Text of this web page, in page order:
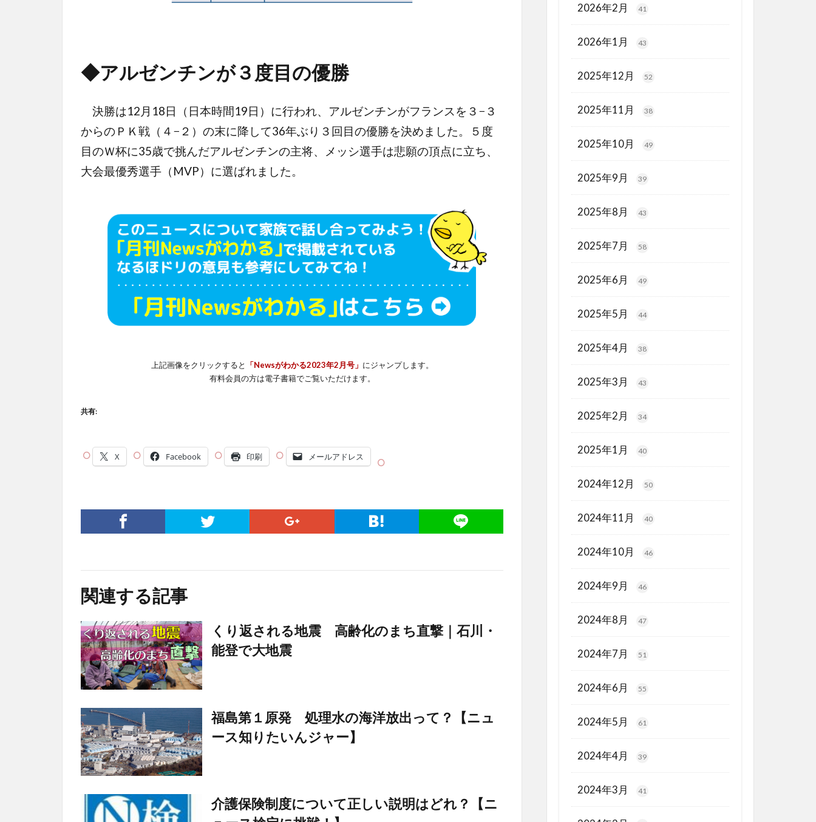
◆アルゼンチンが３度目の優勝
決勝は12月18日（日本時間19日）に行われ、アルゼンチンがフランスを３−３
からのＰＫ戦（４−２）の末に降して36年ぶり３回目の優勝を決めました。５度
目のＷ杯に35歳で挑んだアルゼンチンの主将、メッシ選手は悲願の頂点に立ち、
大会最優秀選手（MVP）に選ばれました。
上記画像をクリックすると 「Newsがわかる2023年2月号」 にジャンプします。
有料会員の方は電子書籍でご覧いただけます。
共有:
X Facebook 印刷 メールアドレス
関連する記事
くり返される地震 高齢化のまち直撃｜石川・
能登で大地震
福島第１原発 処理水の海洋放出って？【ニュ
ース知りたいんジャー】
介護保険制度について正しい説明はどれ？【ニ
2026年2月 41
2026年1月 43
2025年12月 52
2025年11月 38
2025年10月 49
2025年9月 39
2025年8月 43
2025年7月 58
2025年6月 49
2025年5月 44
2025年4月 38
2025年3月 43
2025年2月 34
2025年1月 40
2024年12月 50
2024年11月 40
2024年10月 46
2024年9月 46
2024年8月 47
2024年7月 51
2024年6月 55
2024年5月 61
2024年4月 39
2024年3月 41